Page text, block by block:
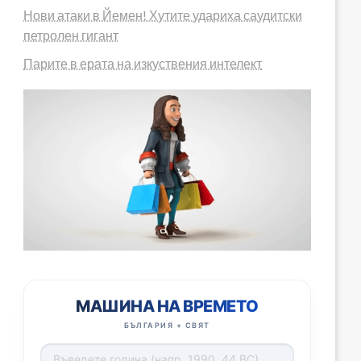
Нови атаки в Йемен! Хутите удариха саудитски
петролен гигант
Парите в ерата на изкуствения интелект
МАШИНА НА ВРЕМЕТО
БЪЛГАРИЯ + СВЯТ